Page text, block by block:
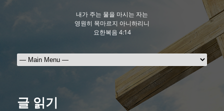
내가 주는 물을 마시는 자는
영원히 목마르지 아니하리니
요한복음 4:14
글 읽기